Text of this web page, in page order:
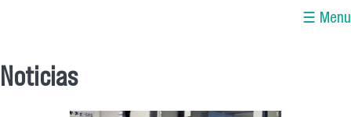
☰ Menu
Noticias